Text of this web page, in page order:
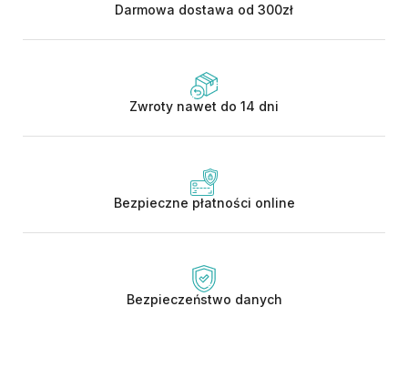
Darmowa dostawa od 300zł
Zwroty nawet do 14 dni
Bezpieczne płatności online
Bezpieczeństwo danych